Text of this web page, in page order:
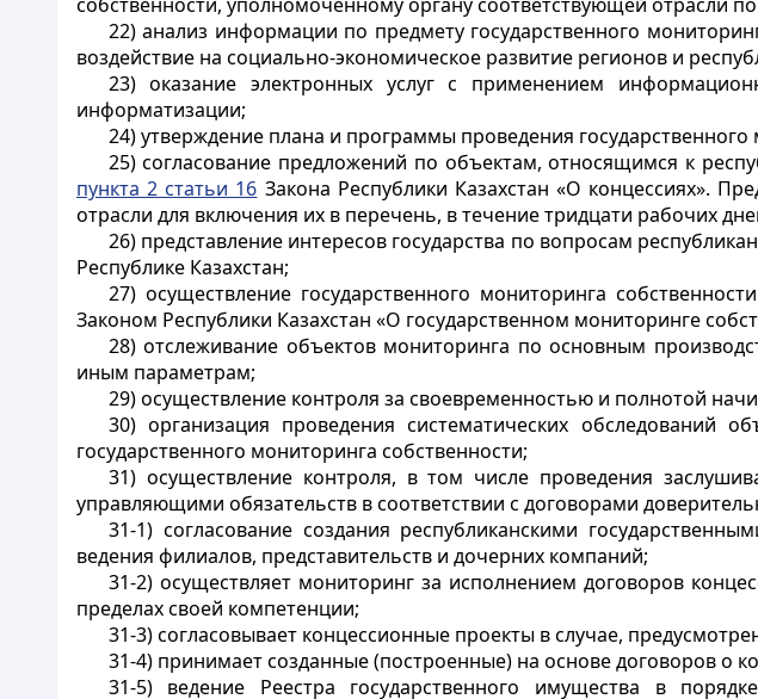
22) анализ информации по предмету государственного
воздействие на социально-экономическое развитие регионов и
23) оказание электронных услуг с применением
информатизации;
24) утверждение плана и программы проведения государственного
25) согласование предложений по объектам, относящимся к
пункта 2 статьи 16 Закона Республики Казахстан «О концессиях».
отрасли для включения их в перечень, в течение тридцати рабочих
26) представление интересов государства по вопросам
Республике Казахстан;
27) осуществление государственного мониторинга
Законом Республики Казахстан «О государственном мониторинге
28) отслеживание объектов мониторинга по основным
иным параметрам;
29) осуществление контроля за своевременностью и полнотой
30) организация проведения систематических обследований
государственного мониторинга собственности;
31) осуществление контроля, в том числе проведения
управляющими обязательств в соответствии с договорами
31-1) согласование создания республиканскими
ведения филиалов, представительств и дочерних компаний;
31-2) осуществляет мониторинг за исполнением договоров
пределах своей компетенции;
31-3) согласовывает концессионные проекты в случае,
31-4) принимает созданные (построенные) на основе договоров о
31-5) ведение Реестра государственного имущества в